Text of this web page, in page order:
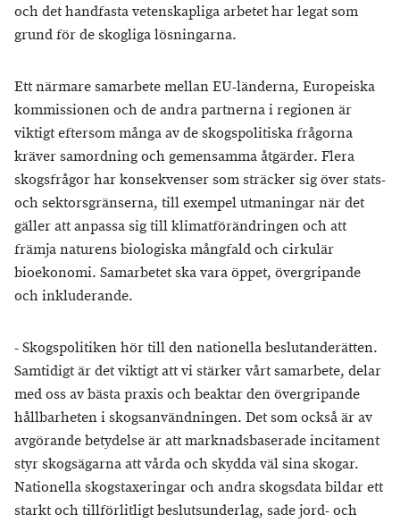
och det handfasta vetenskapliga arbetet har legat som
grund för de skogliga lösningarna.
Ett närmare samarbete mellan EU-länderna, Europeiska
kommissionen och de andra partnerna i regionen är
viktigt eftersom många av de skogspolitiska frågorna
kräver samordning och gemensamma åtgärder. Flera
skogsfrågor har konsekvenser som sträcker sig över stats-
och sektorsgränserna, till exempel utmaningar när det
gäller att anpassa sig till klimatförändringen och att
främja naturens biologiska mångfald och cirkulär
bioekonomi. Samarbetet ska vara öppet, övergripande
och inkluderande.
- Skogspolitiken hör till den nationella beslutanderätten.
Samtidigt är det viktigt att vi stärker vårt samarbete, delar
med oss av bästa praxis och beaktar den övergripande
hållbarheten i skogsanvändningen. Det som också är av
avgörande betydelse är att marknadsbaserade incitament
styr skogsägarna att vårda och skydda väl sina skogar.
Nationella skogstaxeringar och andra skogsdata bildar ett
starkt och tillförlitligt beslutsunderlag, sade jord- och